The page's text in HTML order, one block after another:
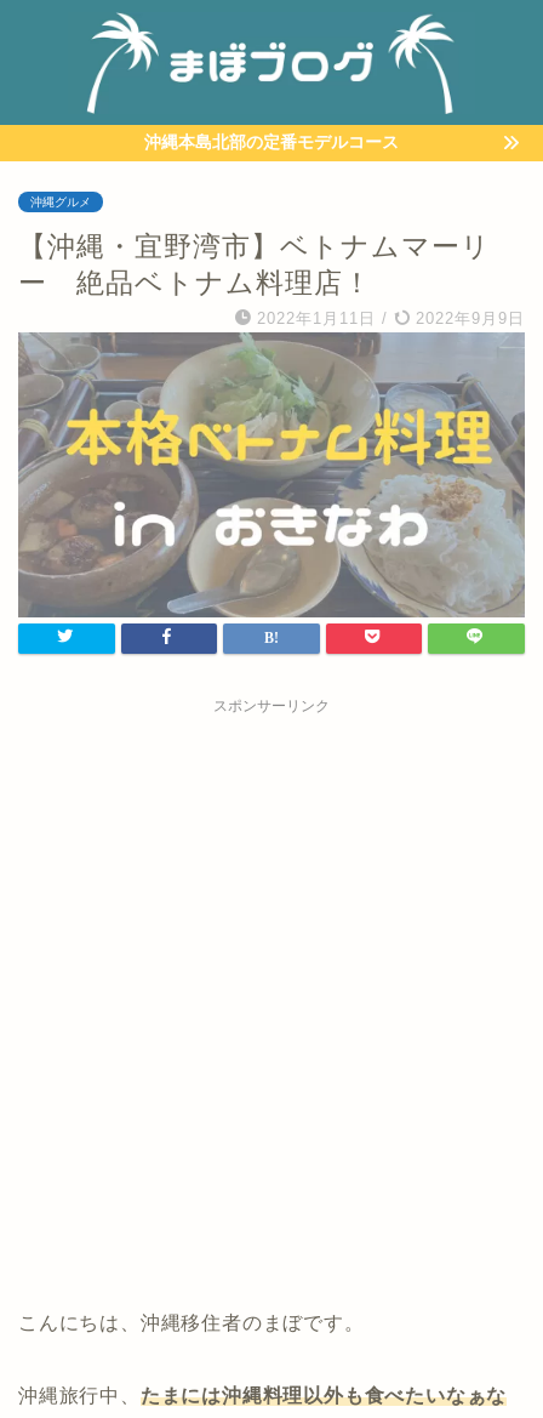
沖縄本島北部の定番モデルコース
沖縄グルメ
【沖縄・宜野湾市】ベトナムマーリ
ー 絶品ベトナム料理店！
2022年1月11日 / 2022年9月9日
スポンサーリンク
こんにちは、沖縄移住者のまぼです。
沖縄旅行中、 たまには沖縄料理以外も食べたいなぁな